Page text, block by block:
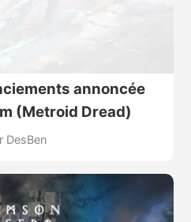
annoncée
(Metroid Dread)
DesBen